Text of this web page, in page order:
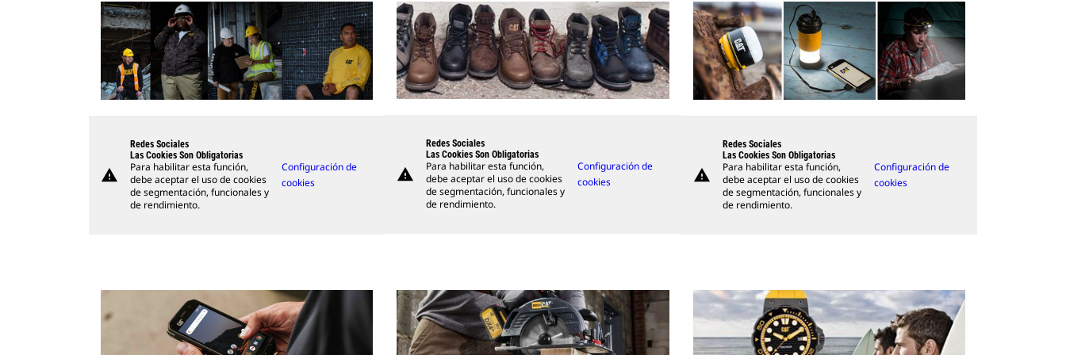
warning
Redes Sociales
Las Cookies Son Obligatorias
Para habilitar esta función,
debe aceptar el uso de cookies
de segmentación, funcionales y
de rendimiento.
Configuración de
cookies
warning
Redes Sociales
Las Cookies Son Obligatorias
Para habilitar esta función,
debe aceptar el uso de cookies
de segmentación, funcionales y
de rendimiento.
Configuración de
cookies
warning
Redes Sociales
Las Cookies Son Obligatorias
Para habilitar esta función,
debe aceptar el uso de cookies
de segmentación, funcionales y
de rendimiento.
Configuración de
cookies